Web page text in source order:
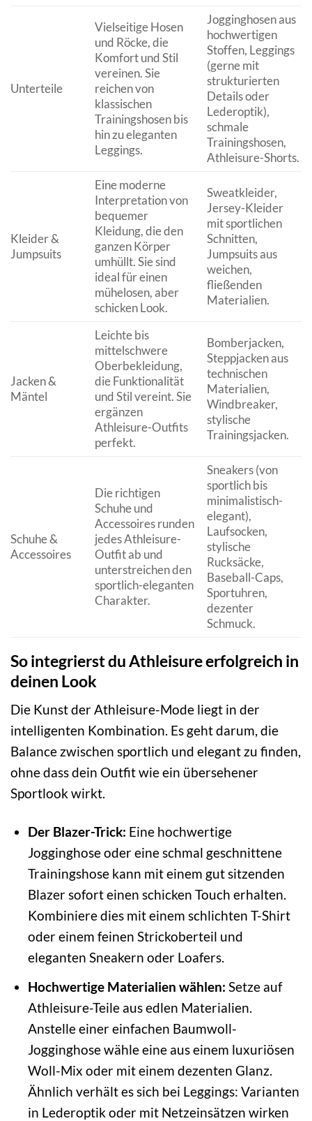
Unterteile
Vielseitige Hosen
und Röcke, die
Komfort und Stil
vereinen. Sie
reichen von
klassischen
Trainingshosen bis
hin zu eleganten
Leggings.
Jogginghosen aus
hochwertigen
Stoffen, Leggings
(gerne mit
strukturierten
Details oder
Lederoptik),
schmale
Trainingshosen,
Athleisure-Shorts.
Kleider &
Jumpsuits
Eine moderne
Interpretation von
bequemer
Kleidung, die den
ganzen Körper
umhüllt. Sie sind
ideal für einen
mühelosen, aber
schicken Look.
Sweatkleider,
Jersey-Kleider
mit sportlichen
Schnitten,
Jumpsuits aus
weichen,
fließenden
Materialien.
Jacken &
Mäntel
Leichte bis
mittelschwere
Oberbekleidung,
die Funktionalität
und Stil vereint. Sie
ergänzen
Athleisure-Outfits
perfekt.
Bomberjacken,
Steppjacken aus
technischen
Materialien,
Windbreaker,
stylische
Trainingsjacken.
Schuhe &
Accessoires
Die richtigen
Schuhe und
Accessoires runden
jedes Athleisure-
Outfit ab und
unterstreichen den
sportlich-eleganten
Charakter.
Sneakers (von
sportlich bis
minimalistisch-
elegant),
Laufsocken,
stylische
Rucksäcke,
Baseball-Caps,
Sportuhren,
dezenter
Schmuck.
So integrierst du Athleisure erfolgreich in
deinen Look
Die Kunst der Athleisure-Mode liegt in der
intelligenten Kombination. Es geht darum, die
Balance zwischen sportlich und elegant zu finden,
ohne dass dein Outfit wie ein übersehener
Sportlook wirkt.
Der Blazer-Trick: Eine hochwertige
Jogginghose oder eine schmal geschnittene
Trainingshose kann mit einem gut sitzenden
Blazer sofort einen schicken Touch erhalten.
Kombiniere dies mit einem schlichten T-Shirt
oder einem feinen Strickoberteil und
eleganten Sneakern oder Loafers.
Hochwertige Materialien wählen: Setze auf
Athleisure-Teile aus edlen Materialien.
Anstelle einer einfachen Baumwoll-
Jogginghose wähle eine aus einem luxuriösen
Woll-Mix oder mit einem dezenten Glanz.
Ähnlich verhält es sich bei Leggings: Varianten
in Lederoptik oder mit Netzeinsätzen wirken